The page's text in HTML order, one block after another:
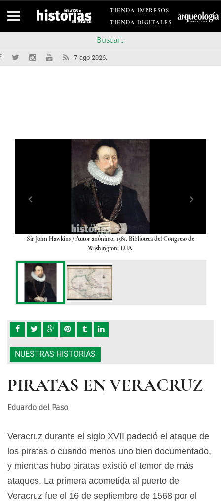
TIENDA IMPRESOS
TIENDA DIGITALES
7-ago-2026.
Sir John Hawkins / Autor anónimo, 1581. Biblioteca del Congreso de
Washington, EUA.
NUESTRAS HISTORIAS
PIRATAS EN VERACRUZ
Eduardo del Paso
Veracruz durante el siglo XVII padeció el ataque de
los piratas o cuando menos uno bien documentado,
y mientras hubo piratas existió el temor de más
ataques. La primera acometida al puerto de
Veracruz fue el 16 de septiembre de 1568 por el